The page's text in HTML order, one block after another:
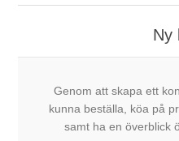
Ny
Genom att skapa ett
kunna beställa, köa på
samt ha en överblick